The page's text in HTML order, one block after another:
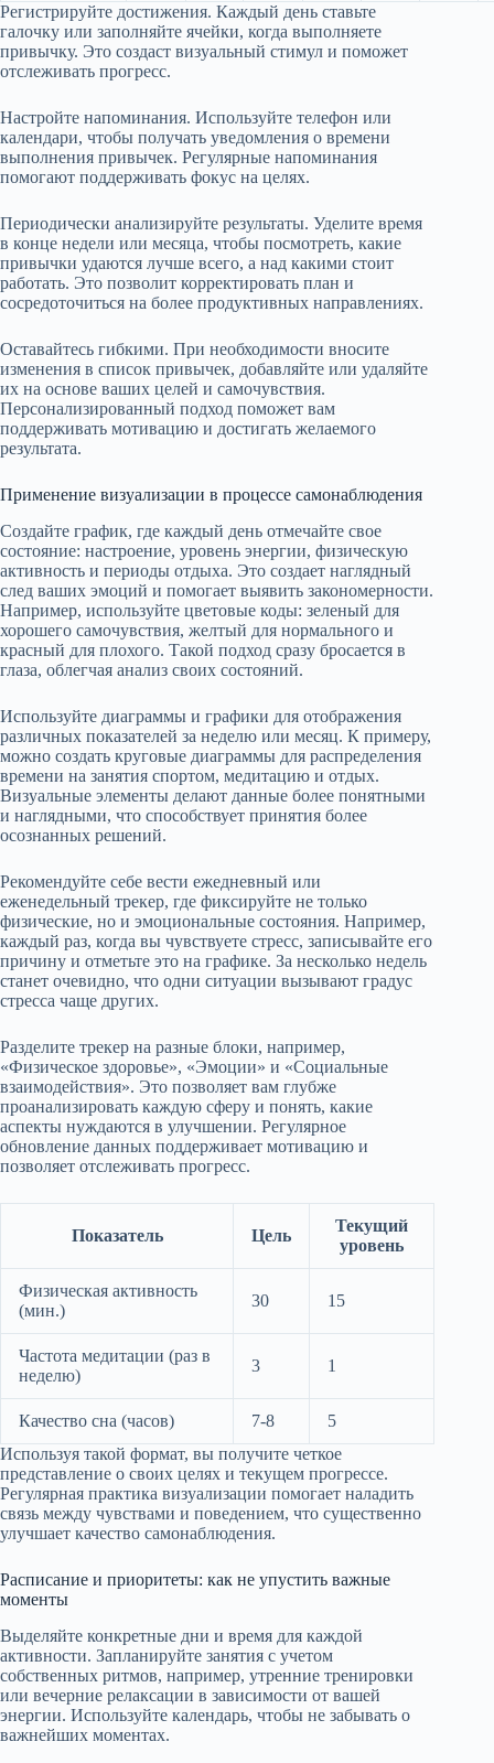
Регистрируйте достижения. Каждый день ставьте
галочку или заполняйте ячейки, когда выполняете
привычку. Это создаст визуальный стимул и поможет
отслеживать прогресс.
Настройте напоминания. Используйте телефон или
календари, чтобы получать уведомления о времени
выполнения привычек. Регулярные напоминания
помогают поддерживать фокус на целях.
Периодически анализируйте результаты. Уделите время
в конце недели или месяца, чтобы посмотреть, какие
привычки удаются лучше всего, а над какими стоит
работать. Это позволит корректировать план и
сосредоточиться на более продуктивных направлениях.
Оставайтесь гибкими. При необходимости вносите
изменения в список привычек, добавляйте или удаляйте
их на основе ваших целей и самочувствия.
Персонализированный подход поможет вам
поддерживать мотивацию и достигать желаемого
результата.
Применение визуализации в процессе самонаблюдения
Создайте график, где каждый день отмечайте свое
состояние: настроение, уровень энергии, физическую
активность и периоды отдыха. Это создает наглядный
след ваших эмоций и помогает выявить закономерности.
Например, используйте цветовые коды: зеленый для
хорошего самочувствия, желтый для нормального и
красный для плохого. Такой подход сразу бросается в
глаза, облегчая анализ своих состояний.
Используйте диаграммы и графики для отображения
различных показателей за неделю или месяц. К примеру,
можно создать круговые диаграммы для распределения
времени на занятия спортом, медитацию и отдых.
Визуальные элементы делают данные более понятными
и наглядными, что способствует принятия более
осознанных решений.
Рекомендуйте себе вести ежедневный или
еженедельный трекер, где фиксируйте не только
физические, но и эмоциональные состояния. Например,
каждый раз, когда вы чувствуете стресс, записывайте его
причину и отметьте это на графике. За несколько недель
станет очевидно, что одни ситуации вызывают градус
стресса чаще других.
Разделите трекер на разные блоки, например,
«Физическое здоровье», «Эмоции» и «Социальные
взаимодействия». Это позволяет вам глубже
проанализировать каждую сферу и понять, какие
аспекты нуждаются в улучшении. Регулярное
обновление данных поддерживает мотивацию и
позволяет отслеживать прогресс.
Показатель Цель
Текущий
уровень
Физическая активность
(мин.)
30 15
Частота медитации (раз в
неделю)
3 1
Качество сна (часов) 7-8
5
Используя такой формат, вы получите четкое
представление о своих целях и текущем прогрессе.
Регулярная практика визуализации помогает наладить
связь между чувствами и поведением, что существенно
улучшает качество самонаблюдения.
Расписание и приоритеты: как не упустить важные
моменты
Выделяйте конкретные дни и время для каждой
активности. Запланируйте занятия с учетом
собственных ритмов, например, утренние тренировки
или вечерние релаксации в зависимости от вашей
энергии. Используйте календарь, чтобы не забывать о
важнейших моментах.